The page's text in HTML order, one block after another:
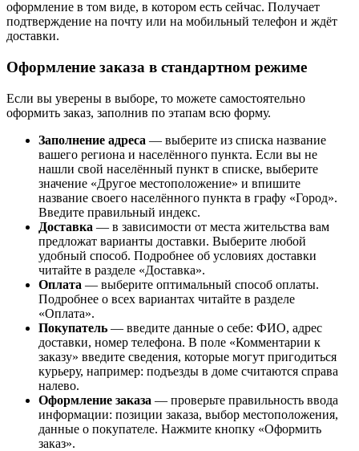
оформление в том виде, в котором есть сейчас. Получает
подтверждение на почту или на мобильный телефон и ждёт
доставки.
Оформление заказа в стандартном режиме
Если вы уверены в выборе, то можете самостоятельно
оформить заказ, заполнив по этапам всю форму.
Заполнение адреса — выберите из списка название
вашего региона и населённого пункта. Если вы не
нашли свой населённый пункт в списке, выберите
значение «Другое местоположение» и впишите
название своего населённого пункта в графу «Город».
Введите правильный индекс.
Доставка — в зависимости от места жительства вам
предложат варианты доставки. Выберите любой
удобный способ. Подробнее об условиях доставки
читайте в разделе «Доставка».
Оплата — выберите оптимальный способ оплаты.
Подробнее о всех вариантах читайте в разделе
«Оплата».
Покупатель — введите данные о себе: ФИО, адрес
доставки, номер телефона. В поле «Комментарии к
заказу» введите сведения, которые могут пригодиться
курьеру, например: подъезды в доме считаются справа
налево.
Оформление заказа — проверьте правильность ввода
информации: позиции заказа, выбор местоположения,
данные о покупателе. Нажмите кнопку «Оформить
заказ».